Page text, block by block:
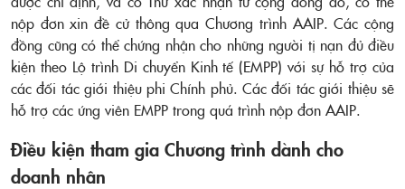
nộp đơn xin đề cử thông qua Chương trình AAIP. Các cộng
đồng cũng có thể chứng nhận cho những người tị nạn đủ điều
kiện theo Lộ trình Di chuyển Kinh tế (EMPP) với sự hỗ trợ của
các đối tác giới thiệu phi Chính phủ. Các đối tác giới thiệu sẽ
hỗ trợ các ứng viên EMPP trong quá trình nộp đơn AAIP.
Điều kiện tham gia Chương trình dành cho
doanh nhân